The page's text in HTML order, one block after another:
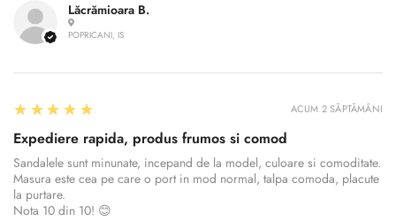
Lăcrămioara B.
POPRICANI, IS
5
★★★★★
Expediere rapida, produs frumos si comod
Sandalele sunt minunate, incepand de la model, culoare si comoditate.
Masura este cea pe care o port in mod normal, talpa comoda, placute
la purtare.
Nota 10 din 10! 😊
ACUM 2 SĂPTĂMÂNI